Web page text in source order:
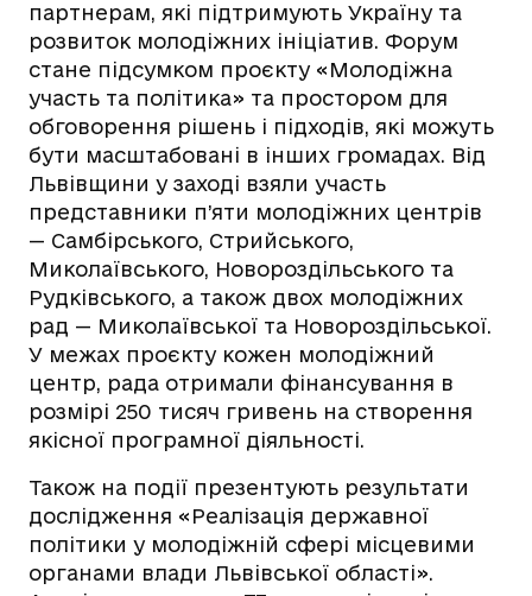
партнерам, які підтримують Україну та
розвиток молодіжних ініціатив. Форум
стане підсумком проєкту «Молодіжна
участь та політика» та простором для
обговорення рішень і підходів, які можуть
бути масштабовані в інших громадах. Від
Львівщини у заході взяли участь
представники п’яти молодіжних центрів
— Самбірського, Стрийського,
Миколаївського, Новороздільського та
Рудківського, а також двох молодіжних
рад — Миколаївської та Новороздільської.
У межах проєкту кожен молодіжний
центр, рада отримали фінансування в
розмірі 250 тисяч гривень на створення
якісної програмної діяльності.
Також на події презентують результати
дослідження «Реалізація державної
політики у молодіжній сфері місцевими
органами влади Львівської області».